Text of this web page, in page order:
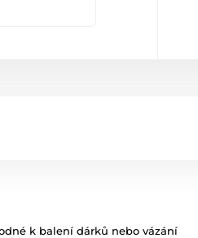
k balení dárků nebo vázání